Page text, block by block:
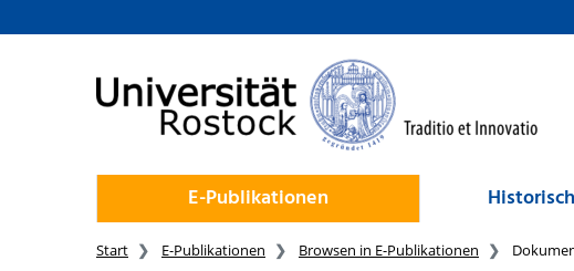
zum Inhalt
E-Publikationen
Start E-Publikationen Browsen in E-Publikationen